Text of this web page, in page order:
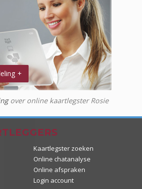
+
over online kaartlegster Rosie
Kaartlegster zoeken
Online chatanalyse
Online afspraken
Login account